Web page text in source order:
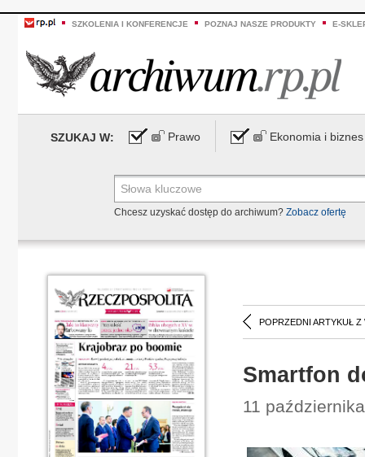
SZKOLENIA I KONFERENCJE POZNAJ NASZE PRODUKTY E-
SZUKAJ W: Prawo Ekonomia i biznes
Chcesz uzyskać dostęp do archiwum? Zobacz ofertę
POPRZEDNI ARTYKUŁ Z
Smartfon
11